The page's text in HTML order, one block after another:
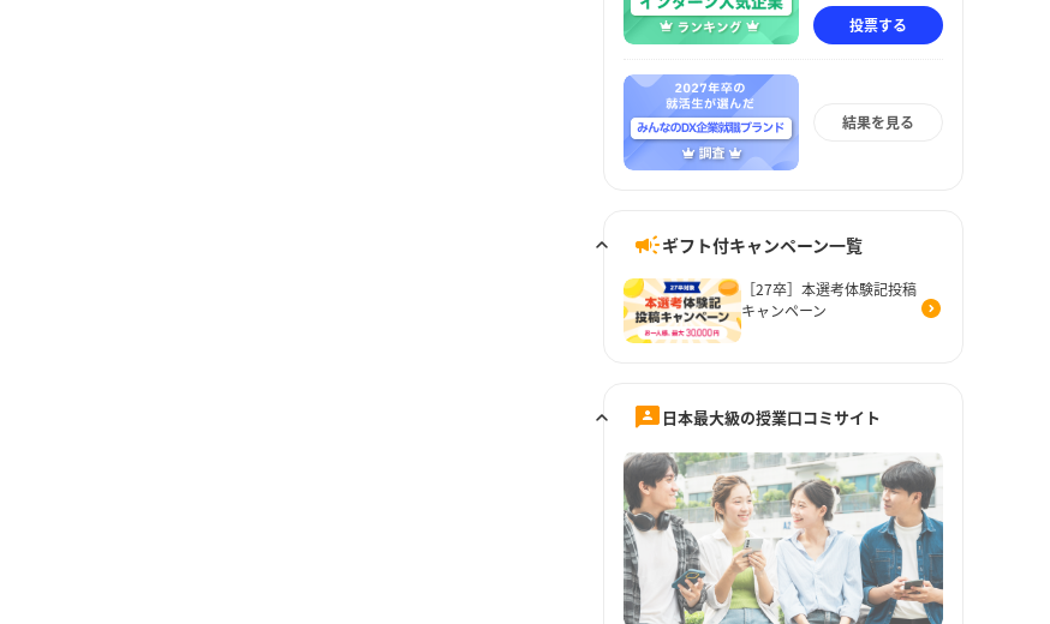
投票する
結果を見る
ギフト付キャンペーン一覧
［27卒］本選考体験記投稿
キャンペーン
日本最大級の授業口コミサイト